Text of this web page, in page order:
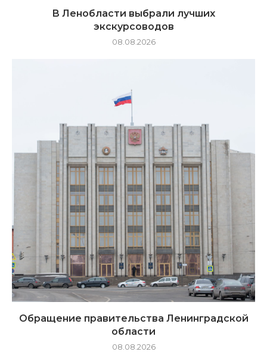
В Ленобласти выбрали лучших
экскурсоводов
08.08.2026
Обращение правительства Ленинградской
области
08.08.2026